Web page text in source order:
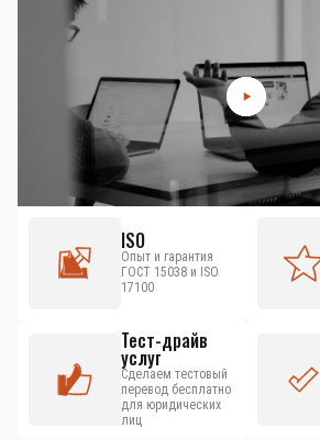
ISO
Опыт и гарантия
ГОСТ 15038 и ISO
17100
Тест-драйв
услуг
Сделаем тестовый
перевод бесплатно
для юридических
лиц